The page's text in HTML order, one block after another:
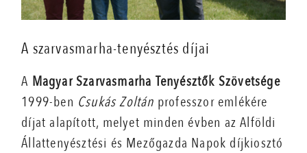
A szarvasmarha-tenyésztés díjai
A Magyar Szarvasmarha Tenyésztők Szövetsége
1999-ben Csukás Zoltán professzor emlékére
díjat alapított, melyet minden évben az Alföldi
Állattenyésztési és Mezőgazda Napok díjkiosztó